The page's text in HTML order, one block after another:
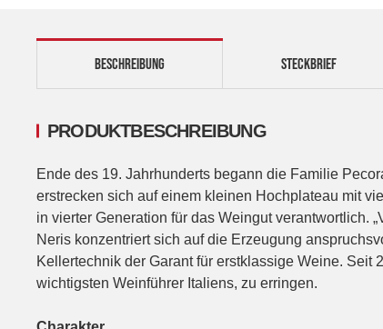
STECKBRIEF
BESCHREIBUNG
PRODUKTBESCHREIBUNG
Ende des 19. Jahrhunderts begann die Familie
erstrecken sich auf einem kleinen Hochplateau mit
in vierter Generation für das Weingut verantwortlich.
Neris konzentriert sich auf die Erzeugung
Kellertechnik der Garant für erstklassige Weine. Seit
wichtigsten Weinführer Italiens, zu erringen.